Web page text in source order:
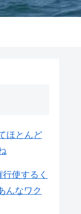
ほとんど
使するく
んなワク